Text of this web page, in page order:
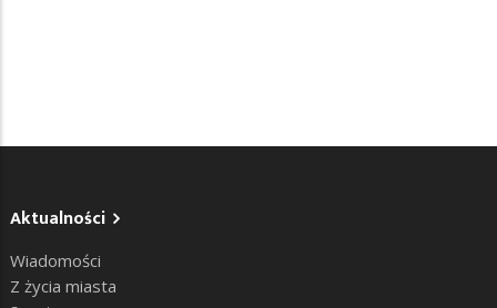
Aktualności
Wiadomości
Z życia miasta